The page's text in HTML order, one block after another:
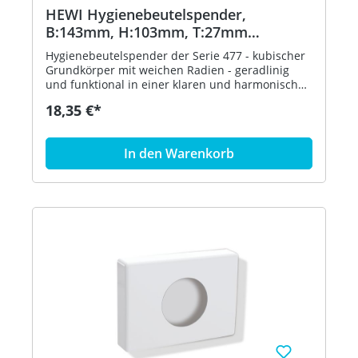
HEWI Hygienebeutelspender,
B:143mm, H:103mm, T:27mm
tiefschwarz
Hygienebeutelspender der Serie 477 - kubischer
Grundkörper mit weichen Radien - geradlinig
und funktional in einer klaren und harmonischen
Entnahme von handelsüblichen Hygienebeuteln
breit, 103 mm hoch und 27 mm tief - aus
hochglänzendem Polyamid nach HEWI
Farbtabelle - inklusive korrosionsfreiem HEWI
Befestigungsmaterial - in HEWI Farbe 90
18,35 €*
In den Warenkorb